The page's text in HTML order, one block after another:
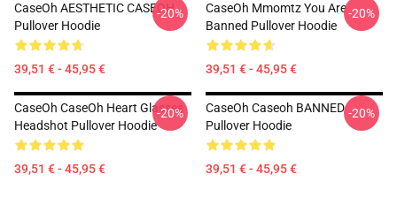
CaseOh AESTHETIC CASEOH
Pullover Hoodie
39,51 € - 45,95 €
-20%
CaseOh Mmomtz You Are
Banned Pullover Hoodie
39,51 € - 45,95 €
-20%
CaseOh CaseOh Heart Glasses
Headshot Pullover Hoodie
39,51 € - 45,95 €
-20%
CaseOh Caseoh BANNED
Pullover Hoodie
39,51 € - 45,95 €
-20%